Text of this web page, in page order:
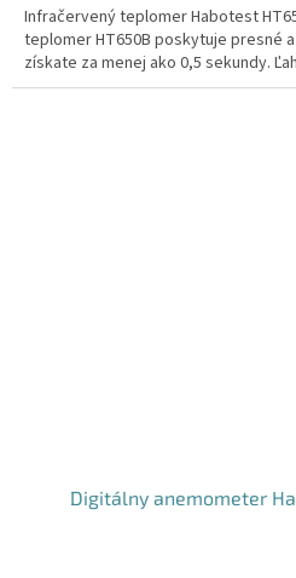
Infračervený teplomer Habotest
teplomer HT650B poskytuje presné
získate za menej ako 0,5 sekundy.
Digitálny anemometer